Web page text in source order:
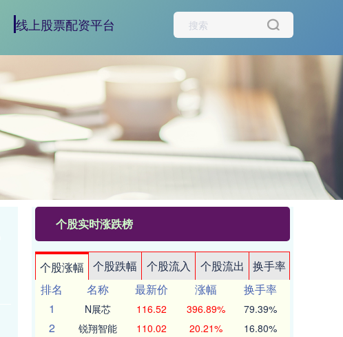
线上股票配资平台
个股实时涨跌榜
个股涨幅 个股跌幅 个股流入 个股流出
换手率
排名
名称 最新价 涨幅
换手率
1
N展芯 116.52 396.89% 79.39%
2 锐翔智能 110.02 20.21% 16.80%